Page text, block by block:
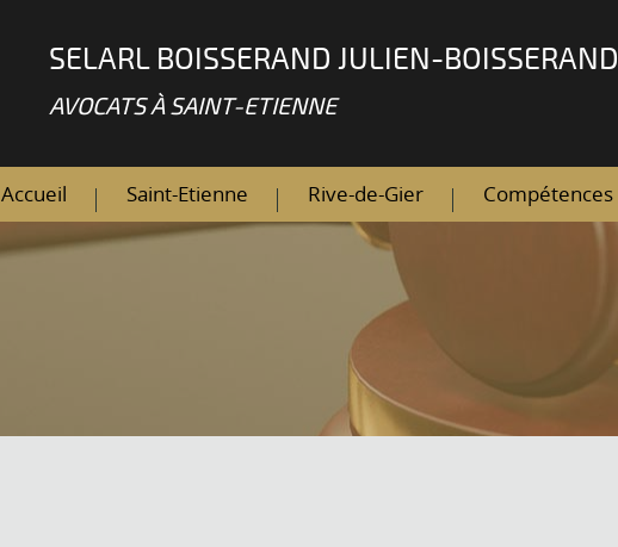
SELARL BOISSERAND JULIEN-BOISSERAND
AVOCATS À SAINT-ETIENNE
Accueil Saint-Etienne Rive-de-Gier Compétences